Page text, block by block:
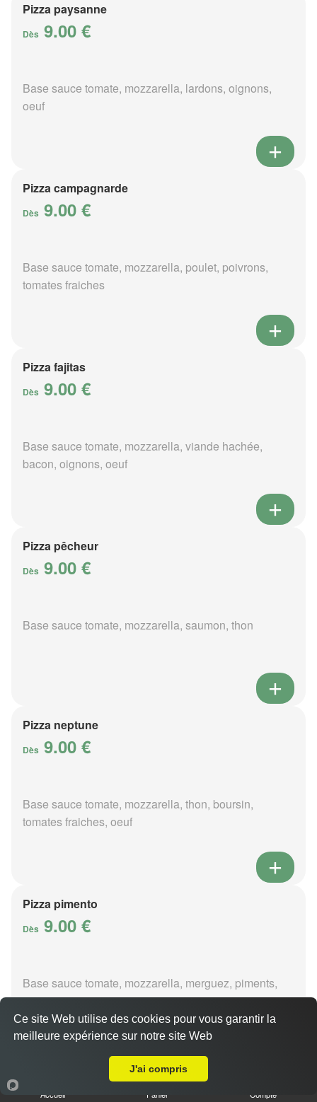
Pizza paysanne
Dès 9.00 €
Base sauce tomate, mozzarella, lardons, oignons,
oeuf
Pizza campagnarde
Dès 9.00 €
Base sauce tomate, mozzarella, poulet, poivrons,
tomates fraiches
Pizza fajitas
Dès 9.00 €
Base sauce tomate, mozzarella, viande hachée,
bacon, oignons, oeuf
Pizza pêcheur
Dès 9.00 €
Base sauce tomate, mozzarella, saumon, thon
Pizza neptune
Dès 9.00 €
Base sauce tomate, mozzarella, thon, boursin,
tomates fraiches, oeuf
Pizza pimento
Dès 9.00 €
Base sauce tomate, mozzarella, merguez, piments,
oignons
Accueil Panier Compte
Ce site Web utilise des cookies pour vous garantir la
meilleure expérience sur notre site Web
J'ai compris